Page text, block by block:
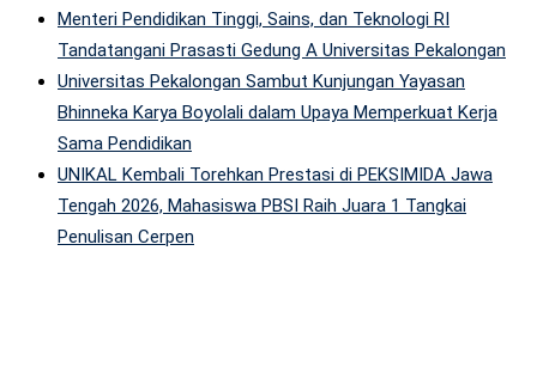
Menteri Pendidikan Tinggi, Sains, dan Teknologi RI
Tandatangani Prasasti Gedung A Universitas Pekalongan
Universitas Pekalongan Sambut Kunjungan Yayasan
Bhinneka Karya Boyolali dalam Upaya Memperkuat Kerja
Sama Pendidikan
UNIKAL Kembali Torehkan Prestasi di PEKSIMIDA Jawa
Tengah 2026, Mahasiswa PBSI Raih Juara 1 Tangkai
Penulisan Cerpen